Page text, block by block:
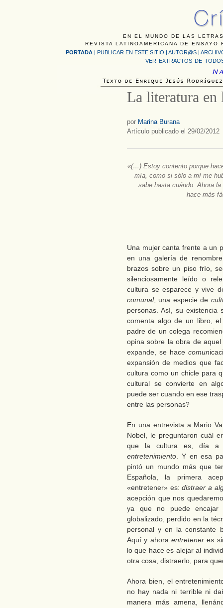
EN EL MUNDO DE LAS
REVISTA LATINOAMERICANA DE
PORTADA | PUBLICAR EN ESTE SITIO | AUTOR@S |
VER EXTRACTOS DE
La literatura en
por Marina Burana
Artículo publicado el 29/02/2012
«(…) Estoy contento porque
mía, como si sólo a mí me
sabe hasta cuándo. Ahora
hace más
Una mujer canta frente a un
en una galería de
brazos sobre un piso frío,
silenciosamente leído o
cultura se esparece y vive
comunal, una especie de
personas. Así, su existencia
comenta algo de un libro,
padre de un colega
opina sobre la obra de
expande, se hace comun
expansión de medios que
cultura como un chicle para
cultural se convierte en
puede ser cuando en ese
entre las personas?
En una entrevista a Mario
Nobel, le preguntaron cuál
que la cultura es, día
entretenimiento . Y en esa
pintó un mundo más que
Española, la primera
«entretener» es:distraer a
acepción que nos
ya que no puede encajar
globalizado, perdido en la
personal y en la constante
Aquí y ahora entreteneres
lo que hace es alejar al
otra cosa, distraerlo, para
Ahora bien, el
no hay nada ni terrible ni
manera más amena,